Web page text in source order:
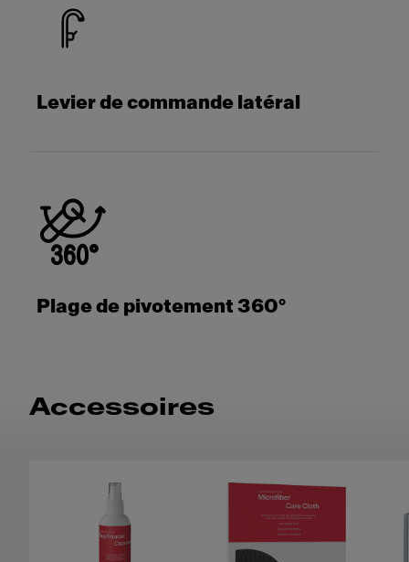
Levier de commande latéral
Plage de pivotement 360°
Accessoires